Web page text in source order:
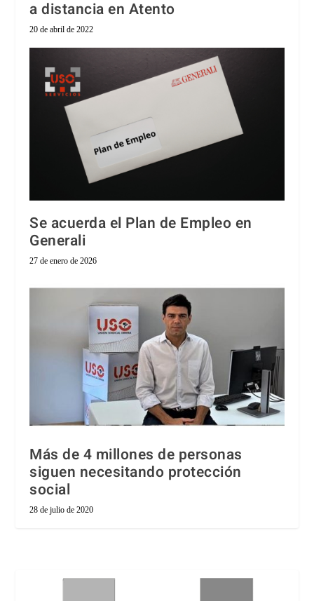
a distancia en Atento
20 de abril de 2022
Se acuerda el Plan de Empleo en
Generali
27 de enero de 2026
Más de 4 millones de personas
siguen necesitando protección
social
28 de julio de 2020